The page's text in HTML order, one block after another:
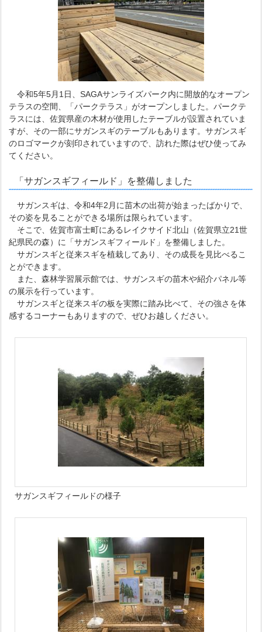
令和5年5月1日、SAGAサンライズパーク内に開放的なオープン
テラスの空間、「パークテラス」がオープンしました。パークテ
ラスには、佐賀県産の木材が使用したテーブルが設置されていま
すが、その一部にサガンスギのテーブルもあります。サガンスギ
のロゴマークが刻印されていますので、訪れた際はぜひ使ってみ
てください。
「サガンスギフィールド」を整備しました
サガンスギは、令和4年2月に苗木の出荷が始まったばかりで、
その姿を見ることができる場所は限られています。
そこで、佐賀市富士町にあるレイクサイド北山（佐賀県立21世
紀県民の森）に「サガンスギフィールド」を整備しました。
サガンスギと従来スギを植栽してあり、その成長を見比べるこ
とができます。
また、森林学習展示館では、サガンスギの苗木や紹介パネル等
の展示を行っています。
サガンスギと従来スギの板を実際に踏み比べて、その強さを体
感するコーナーもありますので、ぜひお越しください。
サガンスギフィールドの様子